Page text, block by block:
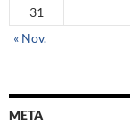
31
« Nov.
META